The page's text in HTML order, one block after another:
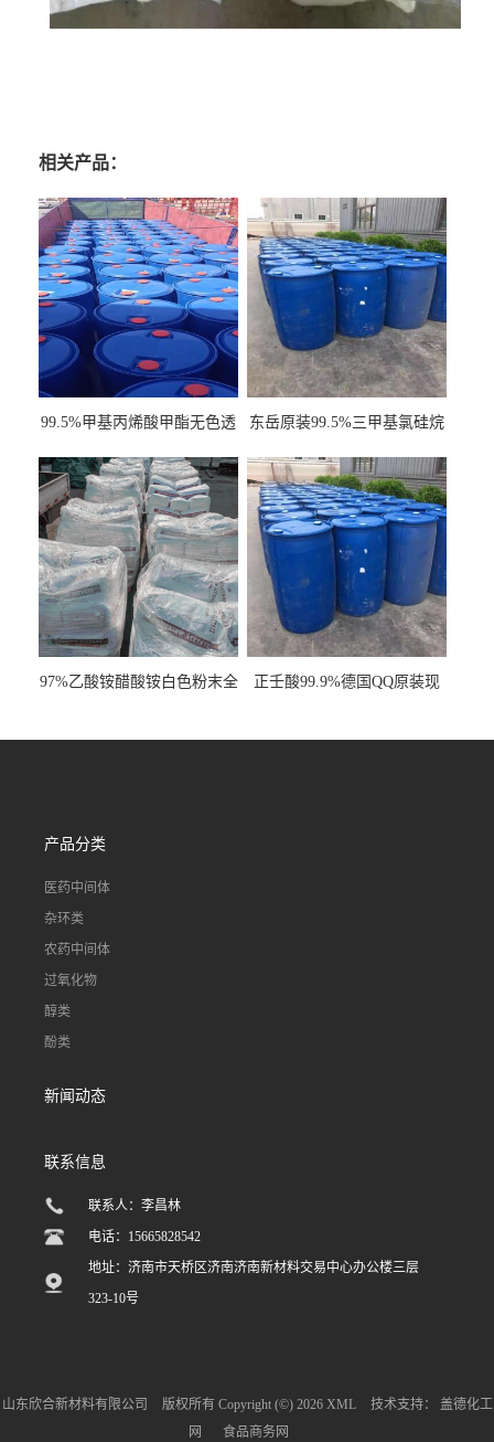
相关产品：
99.5%甲基丙烯酸甲酯无色透
东岳原装99.5%三甲基氯硅烷
97%乙酸铵醋酸铵白色粉末全
正壬酸99.9%德国QQ原装现
产品分类
医药中间体
杂环类
农药中间体
过氧化物
醇类
酚类
新闻动态
联系信息
联系人：李昌林
电话：15665828542
地址：济南市天桥区济南济南新材料交易中心办公楼三层
323-10号
山东欣合新材料有限公司 版权所有 Copyright (©) 2026 XML 技术支持：
盖德化工
网
食品商务网